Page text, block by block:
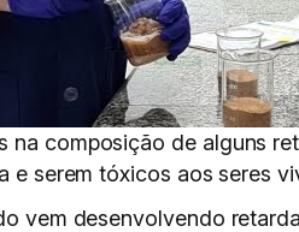
composição de alguns
e serem tóxicos aos seres
vem desenvolvendo